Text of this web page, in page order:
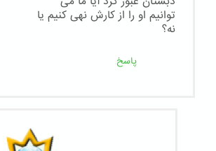
توانیم او را از کارش نهی کنیم یا
نه؟
پاسخ